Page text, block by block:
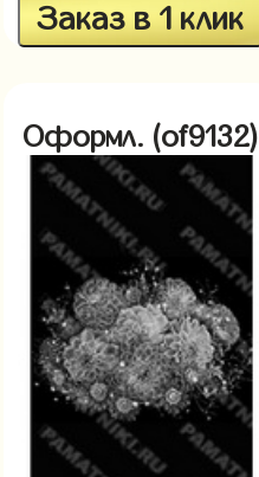
Заказ в 1 клик
Оформл. (of9132)